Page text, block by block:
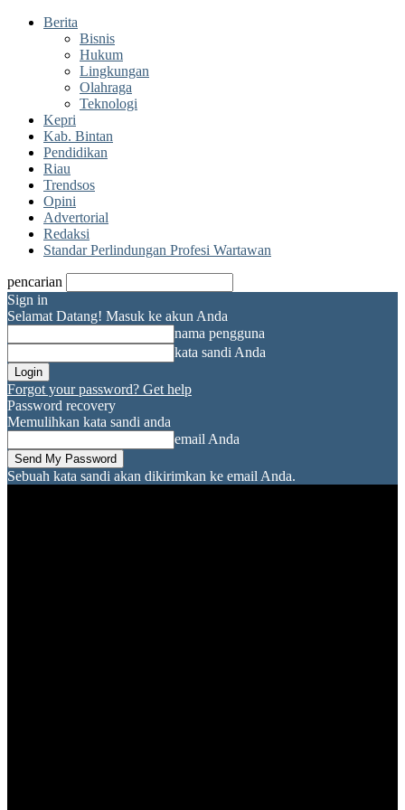
Berita
Bisnis
Hukum
Lingkungan
Olahraga
Teknologi
Kepri
Kab. Bintan
Pendidikan
Riau
Trendsos
Opini
Advertorial
Redaksi
Standar Perlindungan Profesi Wartawan
pencarian
Sign in
Selamat Datang! Masuk ke akun Anda
nama pengguna
kata sandi Anda
Forgot your password? Get help
Password recovery
Memulihkan kata sandi anda
email Anda
Sebuah kata sandi akan dikirimkan ke email Anda.